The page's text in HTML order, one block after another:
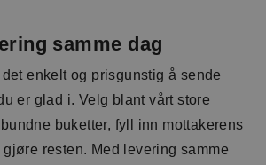
samme dag
enkelt og prisgunstig å sende
er glad i. Velg blant vårt store
buketter, fyll inn mottakerens
resten. Med levering samme